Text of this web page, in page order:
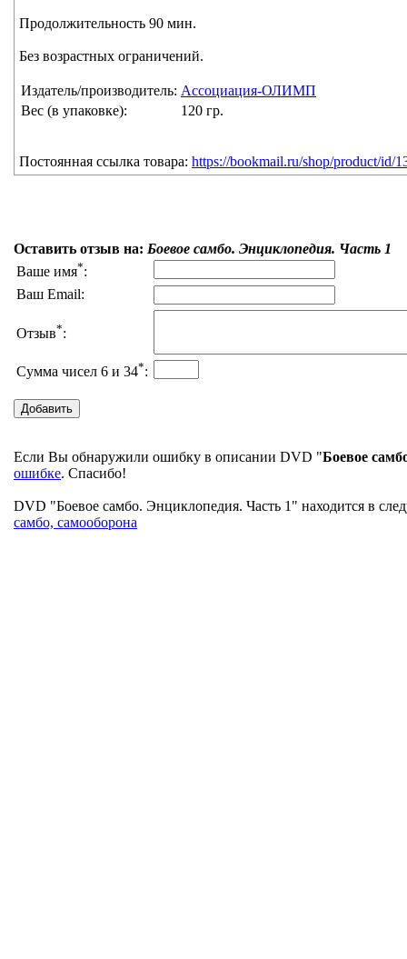
Продолжительность 90 мин.
Без возрастных ограничений.
Издатель/производитель: Ассоциация-ОЛИМП
Вес (в упаковке):
120 гр.
Постоянная ссылка товара: https://bookmail.ru/shop/product/id/
Оставить отзыв на: Боевое самбо. Энциклопедия. Часть 1
Ваше имя*:
Ваш Email:
Отзыв*:
Сумма чисел 6 и 34*:
Если Вы обнаружили ошибку в описании DVD "Боевое
ошибке. Спасибо!
DVD "Боевое самбо. Энциклопедия. Часть 1" находится в
самбо, самооборона